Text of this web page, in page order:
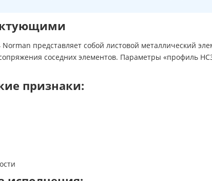
представляет собой листовой металлический
соседних элементов. Параметры «профиль
признаки: